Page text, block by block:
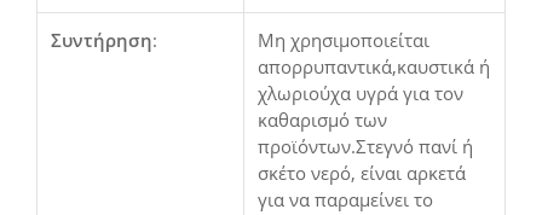
Συντήρηση:
Μη χρησιμοποιείται
απορρυπαντικά,καυστικά ή
χλωριούχα υγρά για τον
καθαρισμό των
προϊόντων.Στεγνό πανί ή
σκέτο νερό, είναι αρκετά
για να παραμείνει το